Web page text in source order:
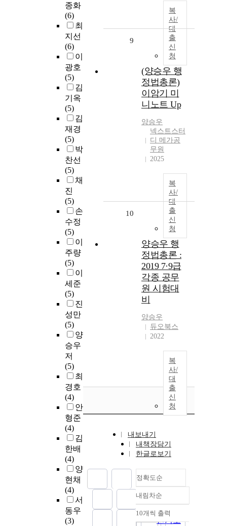
종화
(6)
최
지선
(6)
이
광호
(5)
김
기옥
(5)
김
재경
(5)
박
찬선
(5)
채
진
(5)
손
수정
(5)
이
주량
(5)
이
세준
(5)
진
성만
(5)
양
승우
저
(5)
최
경호
(4)
안
형준
(4)
김
한배
(4)
양
현채
(4)
서
동우
(3)
복
사/
대
출
신
청
9
(양승우 행
정법총론)
이암기 미
니노트 Up
양승우
넥스트스터
디 메가공
무원
2025
복
사/
대
출
신
청
10
양승우 행
정법총론 :
2019 7·9급
각종 공무
원 시험대
비
양승우
듀오북스
2022
복
사/
대
출
신
청
내보내기
내책장담기
한글로보기
정확도순
정확도
순
인기도
내림차순
내림차순
10개씩 출력